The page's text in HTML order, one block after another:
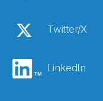
Twitter/X
LinkedIn